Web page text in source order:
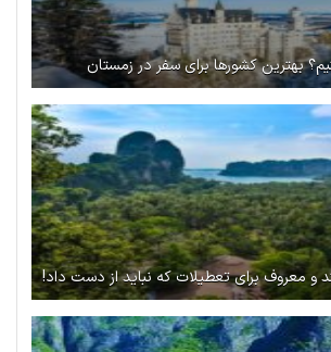
بهترین کشورها برای سفر در زمستان
و معروف برای تعطیلات که نباید از دست داد!